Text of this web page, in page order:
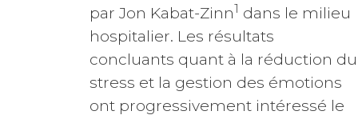
par Jon Kabat-Zinn1 dans le milieu
hospitalier. Les résultats
concluants quant à la réduction du
stress et la gestion des émotions
ont progressivement intéressé le